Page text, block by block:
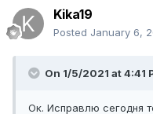
Kika19
Posted January 6,
On 1/5/2021 at 4:41
Ок. Исправлю сегодня